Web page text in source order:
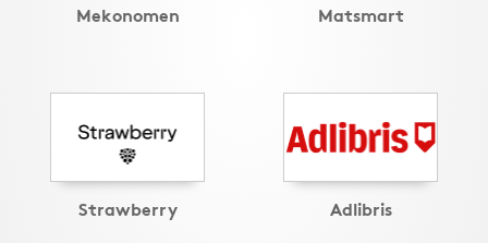
Mekonomen Matsmart
Strawberry Adlibris